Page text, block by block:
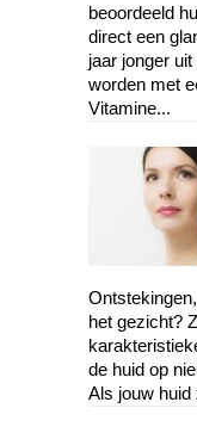
beoordeeld
direct een
jaar jonger
worden met
Vitamine...
het gezicht?
de huid op
Als jouw huid